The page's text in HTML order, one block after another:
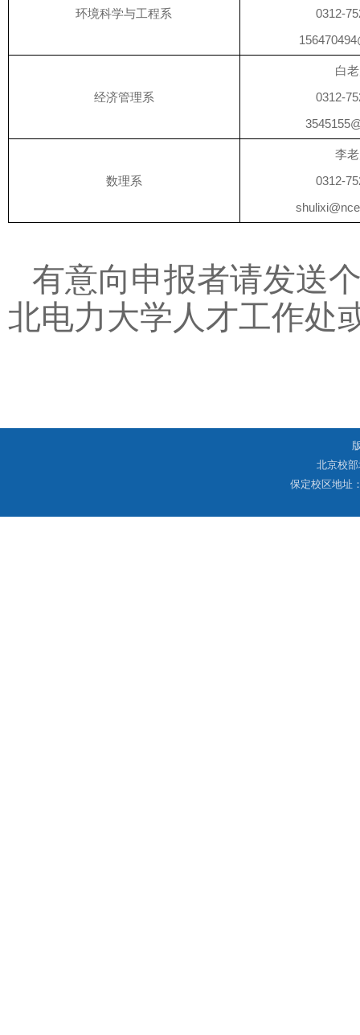
环境科学与工程系
0312-
经济管理系
白
0312-
数理系
李
0312-
有意向申报者请发送
北电力大学人才工作处
北京校
保定校区地址